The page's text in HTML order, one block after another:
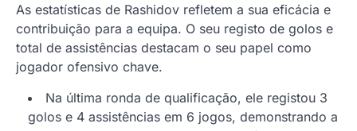
As estatísticas de Rashidov refletem a sua eficácia e
contribuição para a equipa. O seu registo de golos e
total de assistências destacam o seu papel como
jogador ofensivo chave.
Na última ronda de qualificação, ele registou 3
golos e 4 assistências em 6 jogos, demonstrando a